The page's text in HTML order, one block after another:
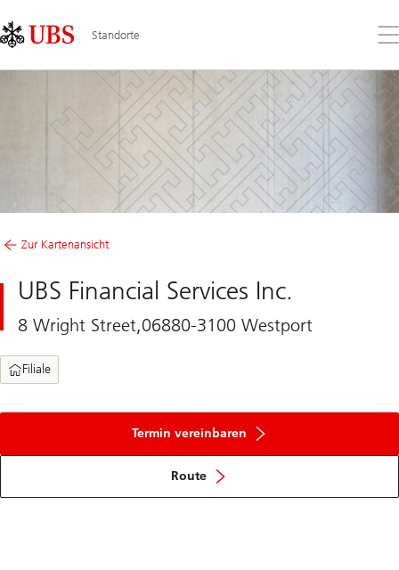
Links
Area
Standorte
Sie
Zur Kartenansicht
UBS Financial Services Inc.
8 Wright Street,06880-3100 Westport
Filiale
Termin vereinbaren
Route